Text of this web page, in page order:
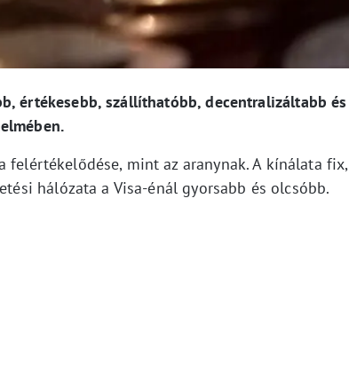
értékesebb, szállíthatóbb, decentralizáltabb és
felértékelődése, mint az aranynak. A kínálata fix,
hálózata a Visa-énál gyorsabb és olcsóbb.